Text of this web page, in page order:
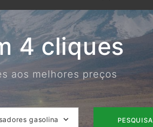
4 cliques
aos melhores preços
gasolina PESQUISA